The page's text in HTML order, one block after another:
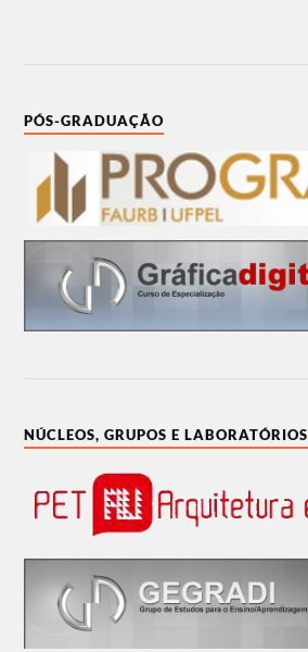
PÓS-GRADUAÇÃO
NÚCLEOS, GRUPOS E LABORATÓRIOS